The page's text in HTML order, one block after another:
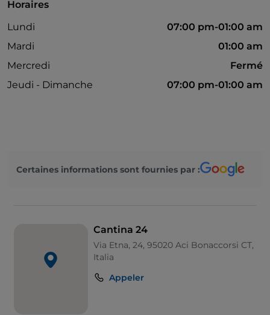
Horaires
Lundi
07:00 pm-01:00 am
Mardi
01:00 am
Mercredi
Fermé
Jeudi - Dimanche
07:00 pm-01:00 am
Certaines informations sont fournies par :
Cantina 24
Via Etna, 24, 95020 Aci Bonaccorsi CT,
Italia
Appeler